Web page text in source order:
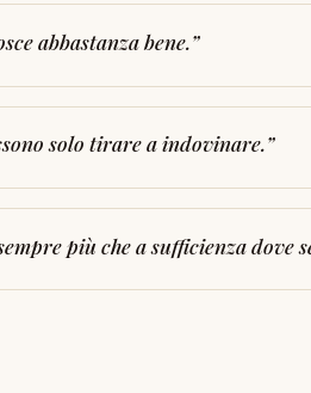
abbastanza bene.”
solo tirare a indovinare.”
più che a sufficienza dove